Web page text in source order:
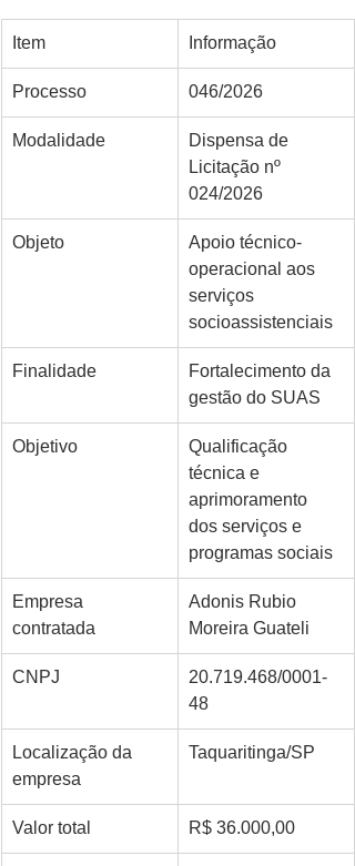
Item Informação
Processo 046/2026
Modalidade
Dispensa de
Licitação nº
024/2026
Objeto
Apoio técnico-
operacional aos
serviços
socioassistenciais
Finalidade
Fortalecimento da
gestão do SUAS
Objetivo
Qualificação
técnica e
aprimoramento
dos serviços e
programas sociais
Empresa
contratada
Adonis Rubio
Moreira Guateli
CNPJ
20.719.468/0001-
48
Localização da
empresa
Taquaritinga/SP
Valor total R$ 36.000,00